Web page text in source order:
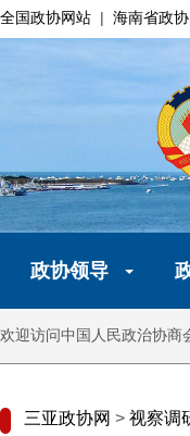
全国政协网站 | 海南省政
政协领导
欢迎访问中国人民政治协商
三亚政协网 > 视察调